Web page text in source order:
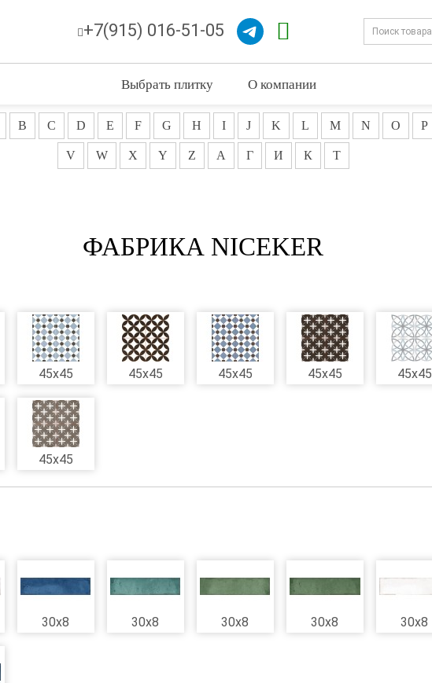
+7(915) 016-51-05
Выбрать плитку О компании
B C D E F G H I J K L M N O P
V W X Y Z А Г И К Т
ФАБРИКА NICEKER
45x45 45x45 45x45 45x45 45x45
45x45
30x8 30x8 30x8 30x8 30x8